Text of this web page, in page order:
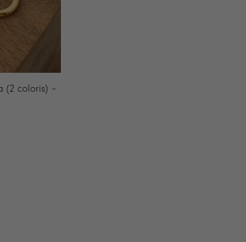
(2 coloris) –